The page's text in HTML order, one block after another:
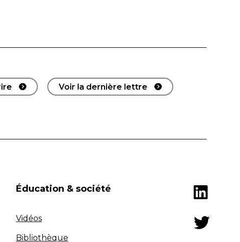
Voir la dernière lettre
Éducation & société
Vidéos
Bibliothèque